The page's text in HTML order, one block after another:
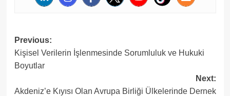
Post
navigation
Previous:
Kişisel Verilerin İşlenmesinde Sorumluluk ve Hukuki
Boyutlar
Next:
Akdeniz’e Kıyısı Olan Avrupa Birliği Ülkelerinde Dernek